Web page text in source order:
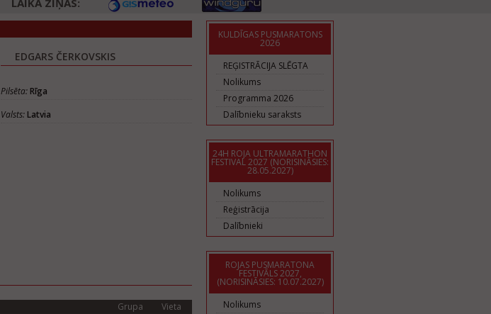
LAIKA ZIŅAS:
EDGARS ČERKOVSKIS
Pilsēta:Rīga
Valsts:Latvia
Grupa
Vieta
KULDĪGAS PUSMARATONS
2026
REĢISTRĀCIJA SLĒGTA
Nolikums
Programma 2026
Dalībnieku saraksts
24H ROJA ULTRAMARATHON
FESTIVAL 2027 (NORISINĀSIES:
28.05.2027)
Nolikums
Reģistrācija
Dalībnieki
ROJAS PUSMARATONA
FESTIVĀLS 2027,
(NORISINĀSIES: 10.07.2027)
Nolikums